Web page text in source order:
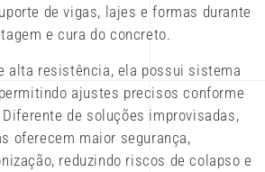
de vigas, lajes e formas durante
e cura do concreto.
alta resistência, ela possui sistema
ajustes precisos conforme
de soluções improvisadas,
oferecem maior segurança,
reduzindo riscos de colapso e